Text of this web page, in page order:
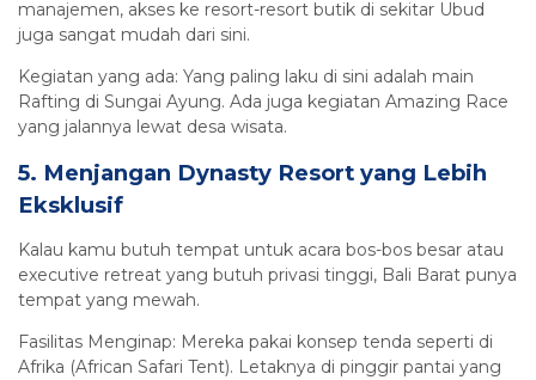
manajemen, akses ke resort-resort butik di sekitar Ubud
juga sangat mudah dari sini.
Kegiatan yang ada: Yang paling laku di sini adalah main
Rafting di Sungai Ayung. Ada juga kegiatan Amazing Race
yang jalannya lewat desa wisata.
5. Menjangan Dynasty Resort yang Lebih
Eksklusif
Kalau kamu butuh tempat untuk acara bos-bos besar atau
executive retreat yang butuh privasi tinggi, Bali Barat punya
tempat yang mewah.
Fasilitas Menginap: Mereka pakai konsep tenda seperti di
Afrika (African Safari Tent). Letaknya di pinggir pantai yang